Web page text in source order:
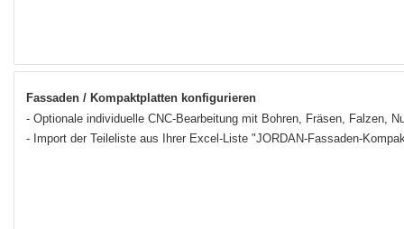
Fassaden / Kompaktplatten konfigurieren
- Optionale individuelle CNC-Bearbeitung mit Bohren, Fräsen, Falzen,
- Import der Teileliste aus Ihrer Excel-Liste "JORDAN-Fassaden-